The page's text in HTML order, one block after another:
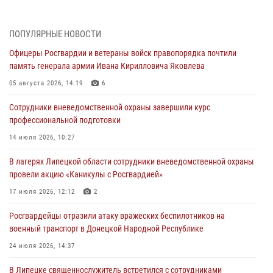
04 августа 2026, 09:05
Росгвардия обеспечила безопасность граждан на праздновании
Дня ВДВ в Липецке
03 августа 2026, 13:43
Росгвардейцы обеспечили безопасность граждан в День Лев-
Толстовского района
03 августа 2026, 13:41
Росгвардия противодействует БПЛА ВСУ на южном направлении
(видео)
03 августа 2026, 13:39
ПОПУЛЯРНЫЕ НОВОСТИ
Офицеры Росгвардии и ветераны войск правопорядка почтили
память генерала армии Ивана Кирилловича Яковлева
05 августа 2026, 14:19 6
Сотрудники вневедомственной охраны завершили курс
профессиональной подготовки
14 июля 2026, 10:27
В лагерях Липецкой области сотрудники вневедомственной охраны
провели акцию «Каникулы с Росгвардией»
17 июля 2026, 12:12 2
Росгвардейцы отразили атаку вражеских беспилотников на
военный транспорт в Донецкой Народной Республике
24 июля 2026, 14:37
В Липецке священнослужитель встретился с сотрудниками